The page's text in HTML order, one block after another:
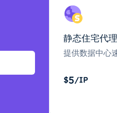
静态住宅代理
提供数据中心
$5/IP